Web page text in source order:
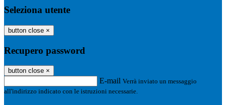
Seleziona utente
button close ×
Recupero password
button close ×
E-mail Verrà inviato un messaggio
all'indirizzo indicato con le istruzioni necessarie.